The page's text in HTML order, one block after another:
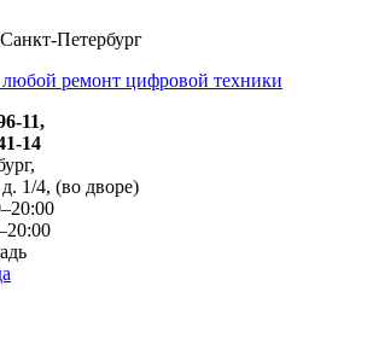
Петербург
11,
14
1/4, (во дворе)